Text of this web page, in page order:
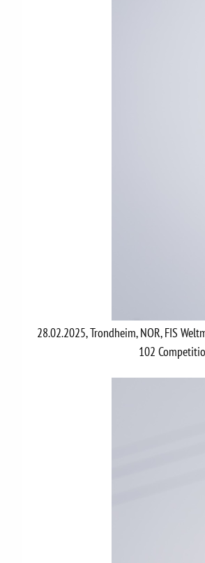
28.02.2025, Trondheim, NOR, FIS
102